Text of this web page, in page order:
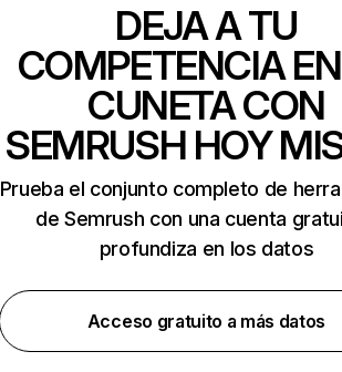
DEJA A TU
COMPETENCIA
CUNETA CON
SEMRUSH HOY
Prueba el conjunto completo de
de Semrush con una cuenta
profundiza en los datos
Acceso gratuito a más datos